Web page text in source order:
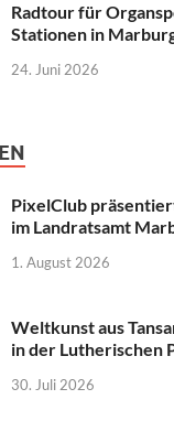
Radtour für
Stationen in
24. Juni 2026
PixelClub
im Landratsamt
1. August 2026
Weltkunst aus
in der Lutherischen
30. Juli 2026